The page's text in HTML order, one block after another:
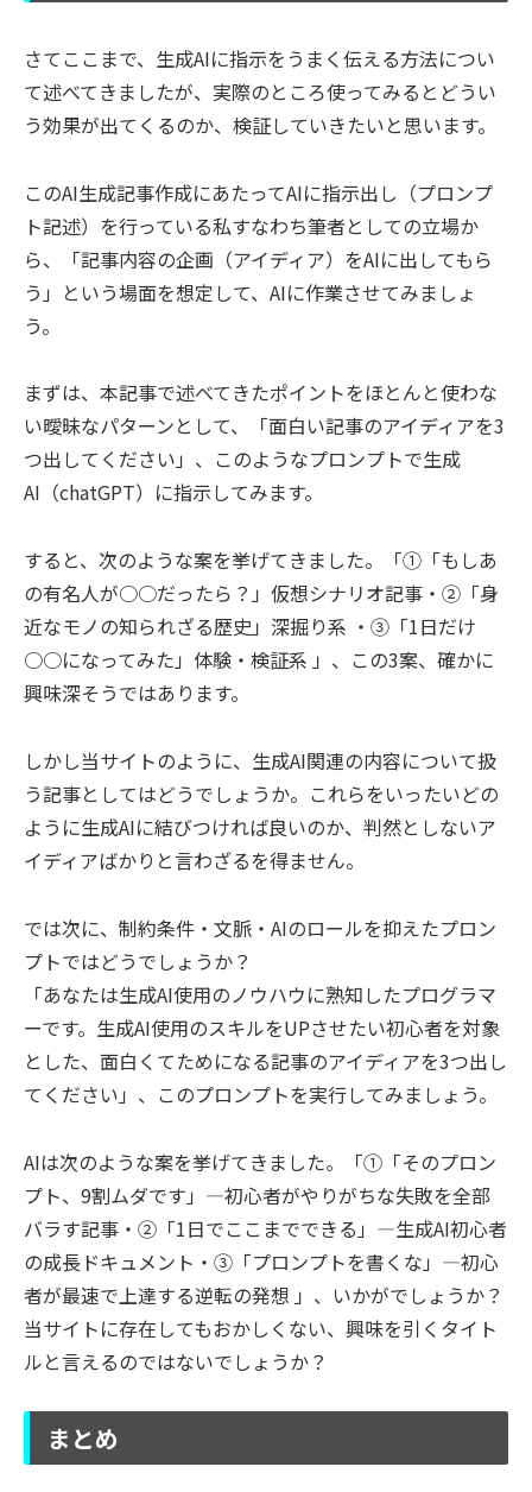
さてここまで、生成AIに指示をうまく伝える方法につい
て述べてきましたが、実際のところ使ってみるとどうい
う効果が出てくるのか、検証していきたいと思います。
このAI生成記事作成にあたってAIに指示出し（プロンプ
ト記述）を行っている私すなわち筆者としての立場か
ら、「記事内容の企画（アイディア）をAIに出してもら
う」という場面を想定して、AIに作業させてみましょ
う。
まずは、本記事で述べてきたポイントをほとんと使わな
い曖昧なパターンとして、「面白い記事のアイディアを3
つ出してください」、このようなプロンプトで生成
AI（chatGPT）に指示してみます。
すると、次のような案を挙げてきました。「①「もしあ
の有名人が○○だったら？」仮想シナリオ記事・②「身
近なモノの知られざる歴史」深掘り系 ・③「1日だけ
○○になってみた」体験・検証系 」、この3案、確かに
興味深そうではあります。
しかし当サイトのように、生成AI関連の内容について扱
う記事としてはどうでしょうか。これらをいったいどの
ように生成AIに結びつければ良いのか、判然としないア
イディアばかりと言わざるを得ません。
では次に、制約条件・文脈・AIのロールを抑えたプロン
プトではどうでしょうか？
「あなたは生成AI使用のノウハウに熟知したプログラマ
ーです。生成AI使用のスキルをUPさせたい初心者を対象
とした、面白くてためになる記事のアイディアを3つ出し
てください」、このプロンプトを実行してみましょう。
AIは次のような案を挙げてきました。「①「そのプロン
プト、9割ムダです」—初心者がやりがちな失敗を全部
バラす記事・②「1日でここまでできる」—生成AI初心者
の成長ドキュメント・③「プロンプトを書くな」—初心
者が最速で上達する逆転の発想 」、いかがでしょうか？
当サイトに存在してもおかしくない、興味を引くタイト
ルと言えるのではないでしょうか？
まとめ